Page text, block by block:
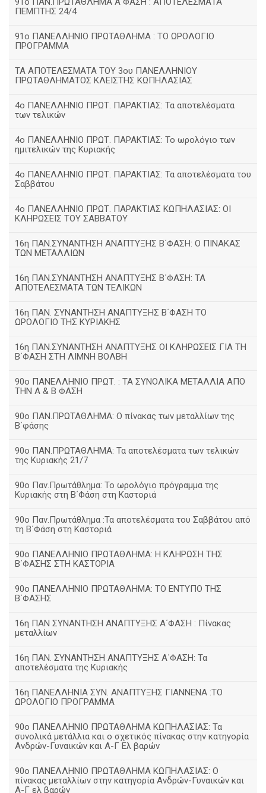
ΠΕΜΠΤΗΣ 24/4
91ο ΠΑΝΕΛΛΗΝΙΟ ΠΡΩΤΑΘΛΗΜΑ : ΤΟ ΩΡΟΛΟΓΙΟ
ΠΡΟΓΡΑΜΜΑ
ΤΑ ΑΠΟΤΕΛΕΣΜΑΤΑ ΤΟΥ 3ου ΠΑΝΕΛΛΗΝΙΟΥ
ΠΡΩΤΑΘΛΗΜΑΤΟΣ ΚΛΕΙΣΤΗΣ ΚΩΠΗΛΑΣΙΑΣ
4ο ΠΑΝΕΛΛΗΝΙΟ ΠΡΩΤ. ΠΑΡΑΚΤΙΑΣ: Τα αποτελέσματα
των τελικών
4ο ΠΑΝΕΛΛΗΝΙΟ ΠΡΩΤ. ΠΑΡΑΚΤΙΑΣ: Το ωρολόγιο των
ημιτελικών της Κυριακής
4ο ΠΑΝΕΛΛΗΝΙΟ ΠΡΩΤ. ΠΑΡΑΚΤΙΑΣ: Τα αποτελέσματα του
Σαββάτου
4ο ΠΑΝΕΛΛΗΝΙΟ ΠΡΩΤ. ΠΑΡΑΚΤΙΑΣ ΚΩΠΗΛΑΣΙΑΣ: ΟΙ
ΚΛΗΡΩΣΕΙΣ ΤΟΥ ΣΑΒΒΑΤΟΥ
16η ΠΑΝ.ΣΥΝΑΝΤΗΣΗ ΑΝΑΠΤΥΞΗΣ Β΄ΦΑΣΗ: Ο ΠΙΝΑΚΑΣ
ΤΩΝ ΜΕΤΑΛΛΙΩΝ
16η ΠΑΝ.ΣΥΝΑΝΤΗΣΗ ΑΝΑΠΤΥΞΗΣ Β΄ΦΑΣΗ: ΤΑ
ΑΠΟΤΕΛΕΣΜΑΤΑ ΤΩΝ ΤΕΛΙΚΩΝ
16η ΠΑΝ. ΣΥΝΑΝΤΗΣΗ ΑΝΑΠΤΥΞΗΣ Β΄ΦΑΣΗ ΤΟ
ΩΡΟΛΟΓΙΟ ΤΗΣ ΚΥΡΙΑΚΗΣ
16η ΠΑΝ.ΣΥΝΑΝΤΗΣΗ ΑΝΑΠΤΥΞΗΣ ΟΙ ΚΛΗΡΩΣΕΙΣ ΓΙΑ ΤΗ
Β΄ΦΑΣΗ ΣΤΗ ΛΙΜΝΗ ΒΟΛΒΗ
90ο ΠΑΝΕΛΛΗΝΙΟ ΠΡΩΤ. : ΤΑ ΣΥΝΟΛΙΚΑ ΜΕΤΑΛΛΙΑ ΑΠΟ
ΤΗΝ Α & Β ΦΑΣΗ
90ο ΠΑΝ.ΠΡΩΤΑΘΛΗΜΑ: Ο πίνακας των μεταλλίων της
Β΄φάσης
90ο ΠΑΝ.ΠΡΩΤΑΘΛΗΜΑ: Τα αποτελέσματα των τελικών
της Κυριακής 21/7
90ο Παν.Πρωτάθλημα: Το ωρολόγιο πρόγραμμα της
Κυριακής στη Β΄Φάση στη Καστοριά
90ο Παν.Πρωτάθλημα :Τα αποτελέσματα του Σαββάτου από
τη Β΄Φάση στη Καστοριά
90ο ΠΑΝΕΛΛΗΝΙΟ ΠΡΩΤΑΘΛΗΜΑ: Η ΚΛΗΡΩΣΗ ΤΗΣ
Β΄ΦΑΣΗΣ ΣΤΗ ΚΑΣΤΟΡΙΑ
90ο ΠΑΝΕΛΛΗΝΙΟ ΠΡΩΤΑΘΛΗΜΑ: ΤΟ ΕΝΤΥΠΟ ΤΗΣ
Β΄ΦΑΣΗΣ
16η ΠΑΝ ΣΥΝΑΝΤΗΣΗ ΑΝΑΠΤΥΞΗΣ Α΄ΦΑΣΗ : Πίνακας
μεταλλίων
16η ΠΑΝ. ΣΥΝΑΝΤΗΣΗ ΑΝΑΠΤΥΞΗΣ Α΄ΦΑΣΗ: Τα
αποτελέσματα της Κυριακής
16η ΠΑΝΕΛΛΗΝΙΑ ΣΥΝ. ΑΝΑΠΤΥΞΗΣ ΓΙΑΝΝΕΝΑ :ΤΟ
ΩΡΟΛΟΓΙΟ ΠΡΟΓΡΑΜΜΑ
90ο ΠΑΝΕΛΛΗΝΙΟ ΠΡΩΤΑΘΛΗΜΑ ΚΩΠΗΛΑΣΙΑΣ: Τα
συνολικά μετάλλια και ο σχετικός πίνακας στην κατηγορία
Ανδρών-Γυναικών και Α-Γ Ελ βαρών
90ο ΠΑΝΕΛΛΗΝΙΟ ΠΡΩΤΑΘΛΗΜΑ ΚΩΠΗΛΑΣΙΑΣ: Ο
πίνακας μεταλλίων στην κατηγορία Ανδρών-Γυναικών και
Α-Γ ελ βαρών